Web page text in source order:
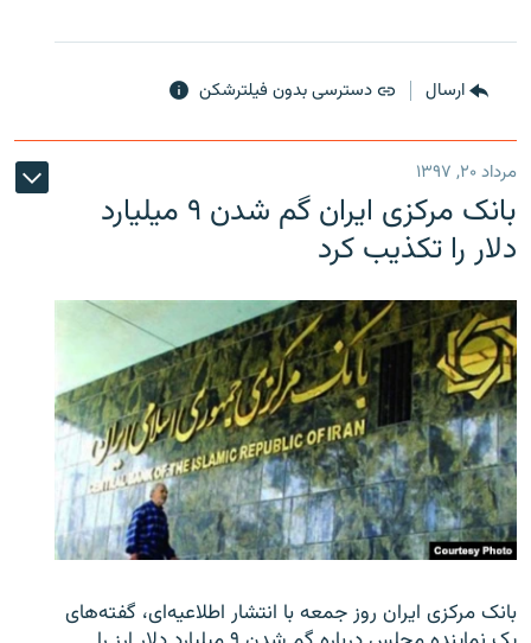
ارسال دسترسی بدون فیلترشکن
مرداد ۲۰, ۱۳۹۷
بانک مرکزی ایران گم شدن ۹ میلیارد
دلار را تکذیب کرد
بانک مرکزی ایران روز جمعه با انتشار اطلاعیه‌ای، گفته‌های